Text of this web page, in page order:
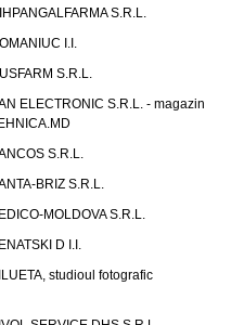
S.R.L.
I.I.
S.R.L.
ELECTRONIC S.R.L. - magazin
S.R.L.
BRIZ S.R.L.
MOLDOVA S.R.L.
D I.I.
studioul fotografic